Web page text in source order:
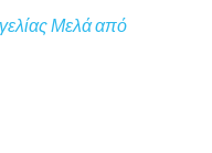
Μελά από